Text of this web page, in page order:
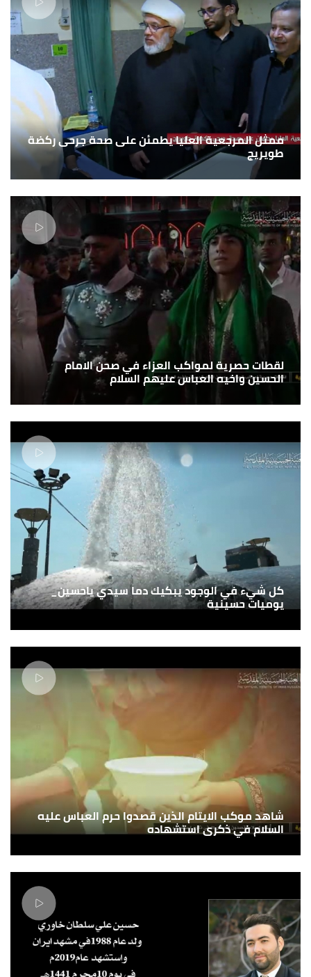
ممثل المرجعية العليا يطمئن على صحة جرحى ركضة
طويريج
لقطات حصرية لمواكب العزاء في صحن الامام
الحسين واخيه العباس عليهم السلام
كل شيء في الوجود يبكيك دما سيدي ياحسين_
يوميات حسينية
شاهد موكب الايتام الذين قصدوا حرم العباس عليه
السلام في ذكرى استشهاده